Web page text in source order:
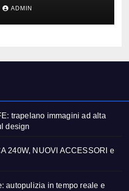
ADMIN
trapelano immagini ad alta
design
240W, NUOVI ACCESSORI e
autopulizia in tempo reale e